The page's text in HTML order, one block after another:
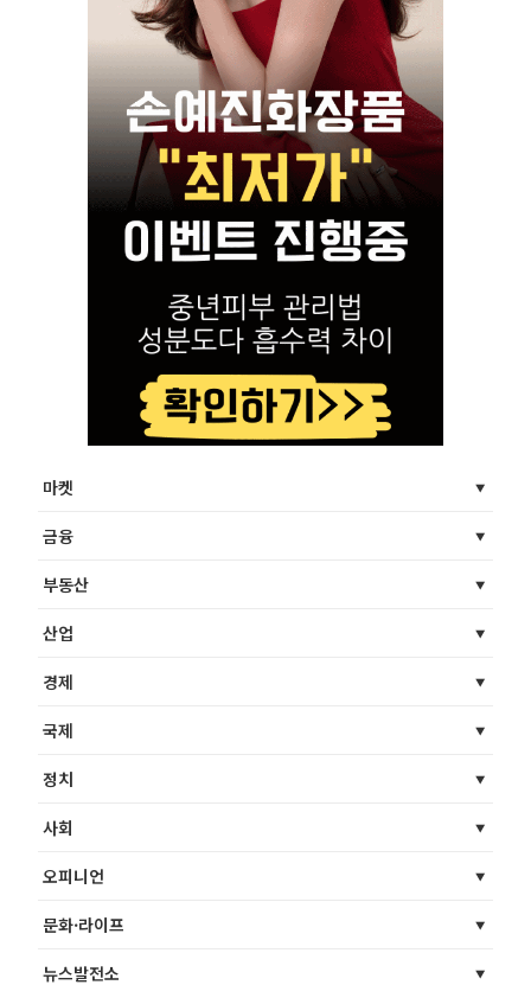
마켓
금융
부동산
산업
경제
국제
정치
사회
오피니언
문화·라이프
뉴스발전소